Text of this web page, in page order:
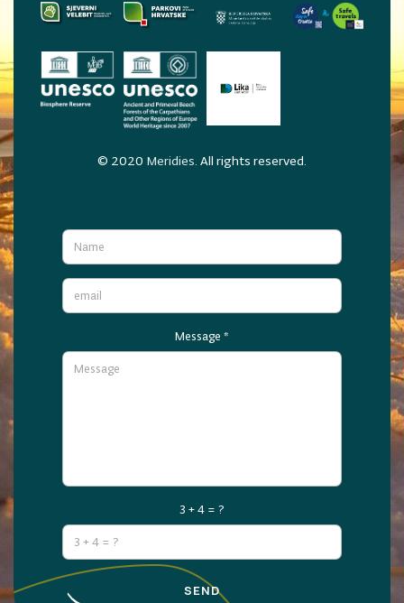
© 2020 Meridies. All rights reserved.
Message *
3 + 4 = ?
SEND